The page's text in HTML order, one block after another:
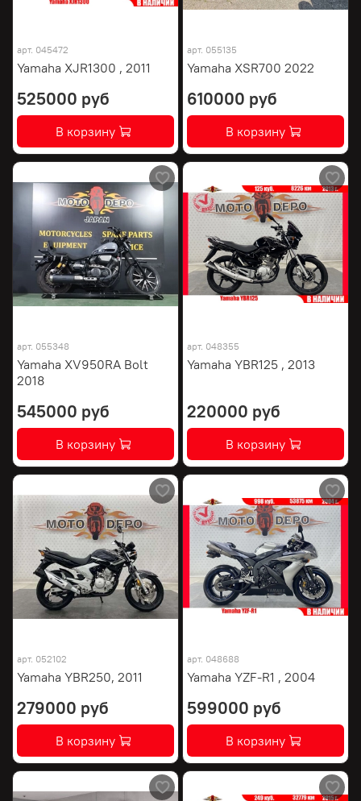
арт. 045472
Yamaha XJR1300 , 2011
525000 руб
В корзину
арт. 055135
Yamaha XSR700 2022
610000 руб
В корзину
арт. 055348
Yamaha XV950RA Bolt
2018
545000 руб
В корзину
арт. 048355
Yamaha YBR125 , 2013
220000 руб
В корзину
арт. 052102
Yamaha YBR250, 2011
279000 руб
В корзину
арт. 048688
Yamaha YZF-R1 , 2004
599000 руб
В корзину